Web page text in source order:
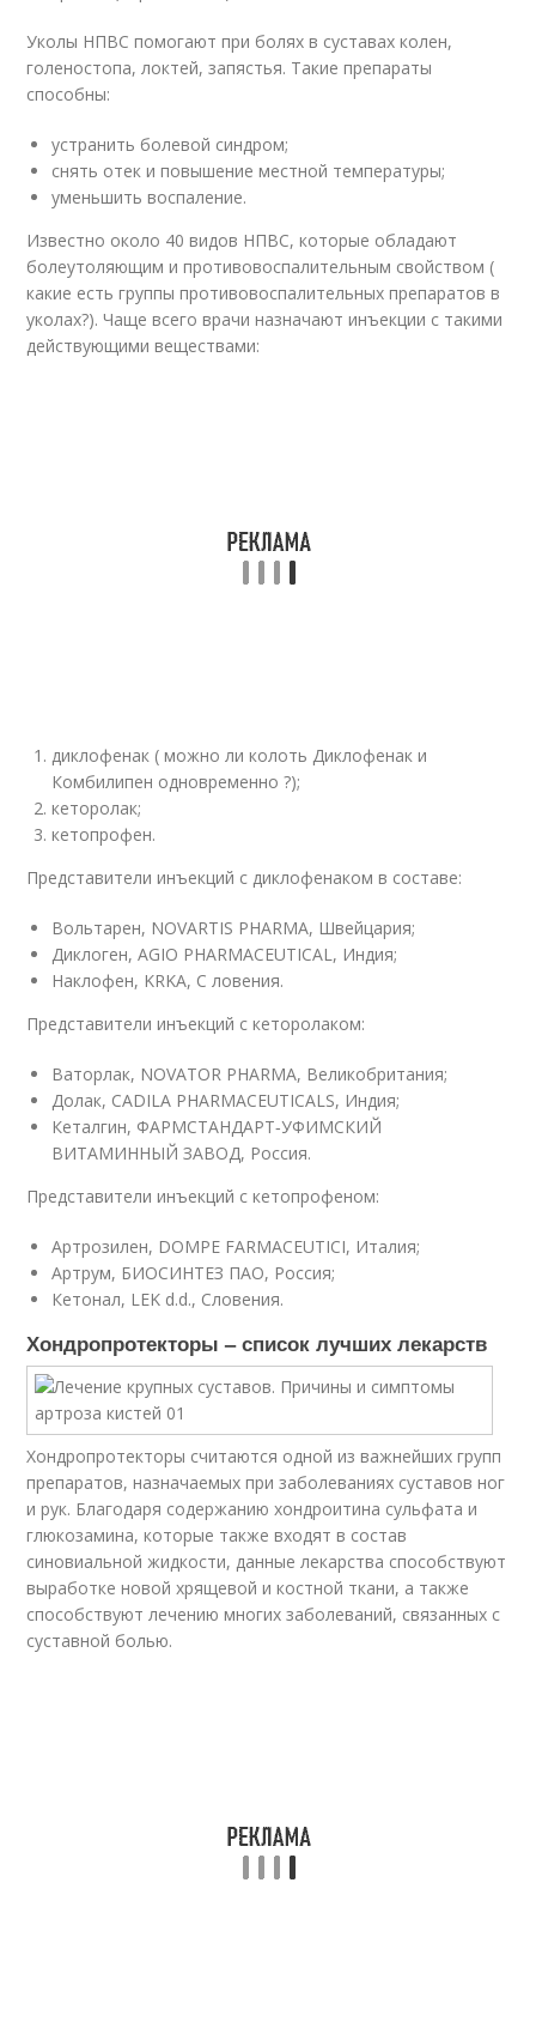
Уколы НПВС помогают при болях в суставах колен,
голеностопа, локтей, запястья. Такие препараты
способны:
устранить болевой синдром;
снять отек и повышение местной температуры;
уменьшить воспаление.
Известно около 40 видов НПВС, которые обладают
болеутоляющим и противовоспалительным свойством (
какие есть группы противовоспалительных препаратов в
уколах?). Чаще всего врачи назначают инъекции с такими
действующими веществами:
диклофенак ( можно ли колоть Диклофенак и
Комбилипен одновременно ?);
кеторолак;
кетопрофен.
Представители инъекций с диклофенаком в составе:
Вольтарен, NOVARTIS PHARMA, Швейцария;
Диклоген, AGIO PHARMACEUTICAL, Индия;
Наклофен, KRKA, С ловения.
Представители инъекций с кеторолаком:
Ваторлак, NOVATOR PHARMA, Великобритания;
Долак, CADILA PHARMACEUTICALS, Индия;
Кеталгин, ФАРМСТАНДАРТ‐УФИМСКИЙ
ВИТАМИННЫЙ ЗАВОД, Россия.
Представители инъекций с кетопрофеном:
Артрозилен, DOMPE FARMACEUTICI, Италия;
Артрум, БИОСИНТЕЗ ПАО, Россия;
Кетонал, LEK d.d., Словения.
Хондропротекторы – список лучших лекарств
Хондропротекторы считаются одной из важнейших групп
препаратов, назначаемых при заболеваниях суставов ног
и рук. Благодаря содержанию хондроитина сульфата и
глюкозамина, которые также входят в состав
синовиальной жидкости, данные лекарства способствуют
выработке новой хрящевой и костной ткани, а также
способствуют лечению многих заболеваний, связанных с
суставной болью.